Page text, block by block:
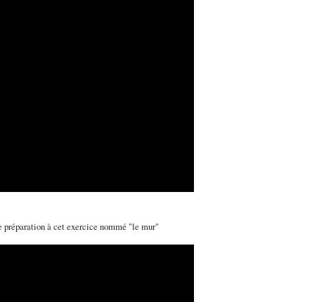
préparation à cet exercice nommé "le mur"